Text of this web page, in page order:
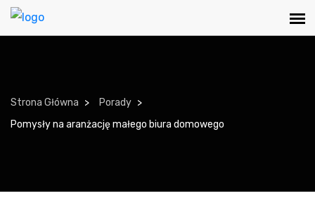
Strona Główna
Porady
Pomysły na aranżację małego biura domowego